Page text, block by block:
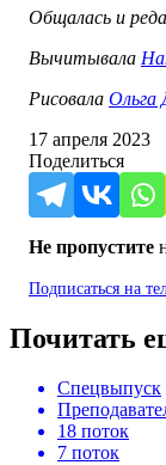
Общалась и
Вычитывала
Рисовала Ольга
17 апреля 2023
Поделиться
Не пропустите
Подписаться на
Почитать
Спецвыпуск
18 поток
7 поток